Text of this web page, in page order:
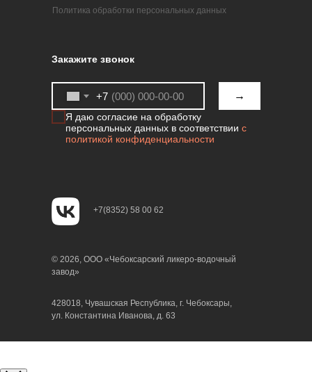
© 2026, ООО «Чебоксарский ликеро-водочный
завод»
Политика обработки персональных данных
+7
Я даю согласие на обработку
персональных данных в соответствии с
политикой конфиденциальности
→
Закажите звонок
428018, Чувашская Республика, г. Чебоксары,
ул. Константина Иванова, д. 63
+7(8352) 58 00 62